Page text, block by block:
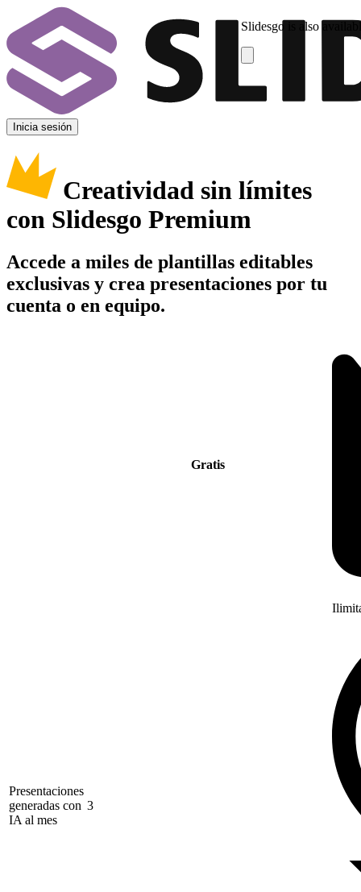
Slidesgo is also
Inicia sesión
Creatividad sin límites
con Slidesgo Premium
Accede a miles de plantillas editables
exclusivas y crea presentaciones por tu
cuenta o en equipo.
Gratis
Presentaciones
generadas con
IA al mes
3